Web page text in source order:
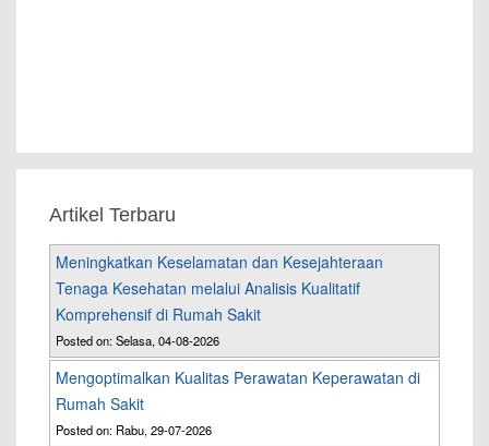
Artikel Terbaru
Meningkatkan Keselamatan dan Kesejahteraan
Tenaga Kesehatan melalui Analisis Kualitatif
Komprehensif di Rumah Sakit
Posted on: Selasa, 04-08-2026
Mengoptimalkan Kualitas Perawatan Keperawatan di
Rumah Sakit
Posted on: Rabu, 29-07-2026